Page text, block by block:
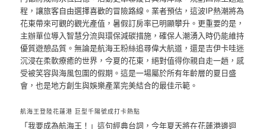
程，讓旅客自由選擇喜歡的冒險路線。業者預估，這波IP熱潮將為
花東帶來可觀的觀光產值，暑假訂房率已明顯攀升。更重要的是，
主辦單位導入智慧分流與環保減碳措施，確保人潮湧入時仍能維持
優質遊憩品質。無論是航海王粉絲追尋偉大航道，還是吉伊卡哇迷
沉浸在柔軟療癒的世界，今夏的花東，絕對值得你親自走一趟，感
受被笑容與海風包圍的假期。這是一場屬於所有年齡層的夏日盛
會，也是地方創生與娛樂產業完美結合的最佳示範。
航海王登陸花蓮港 巨型千陽號成打卡熱點
「我要成為航海王！」這句經典台詞，今年夏天將在花蓮港邊迴